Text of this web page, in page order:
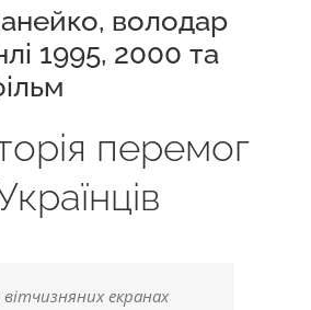
володар
1995, 2000 та
перемог
екранах